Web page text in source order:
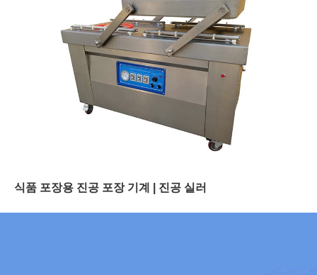
식품 포장용 진공 포장 기계 | 진공 실러